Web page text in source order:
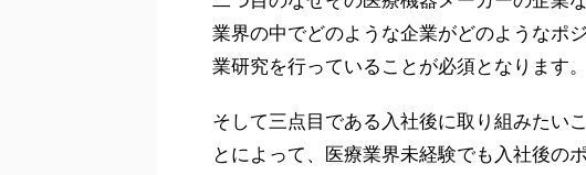
業界の中でどのような企業がどのようなポ
業研究を行っていることが必須となります。
そして三点目である入社後に取り組みたい
とによって、医療業界未経験でも入社後の